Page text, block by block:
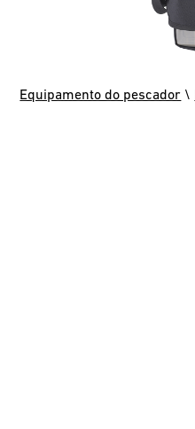
Equipamento do pescador \